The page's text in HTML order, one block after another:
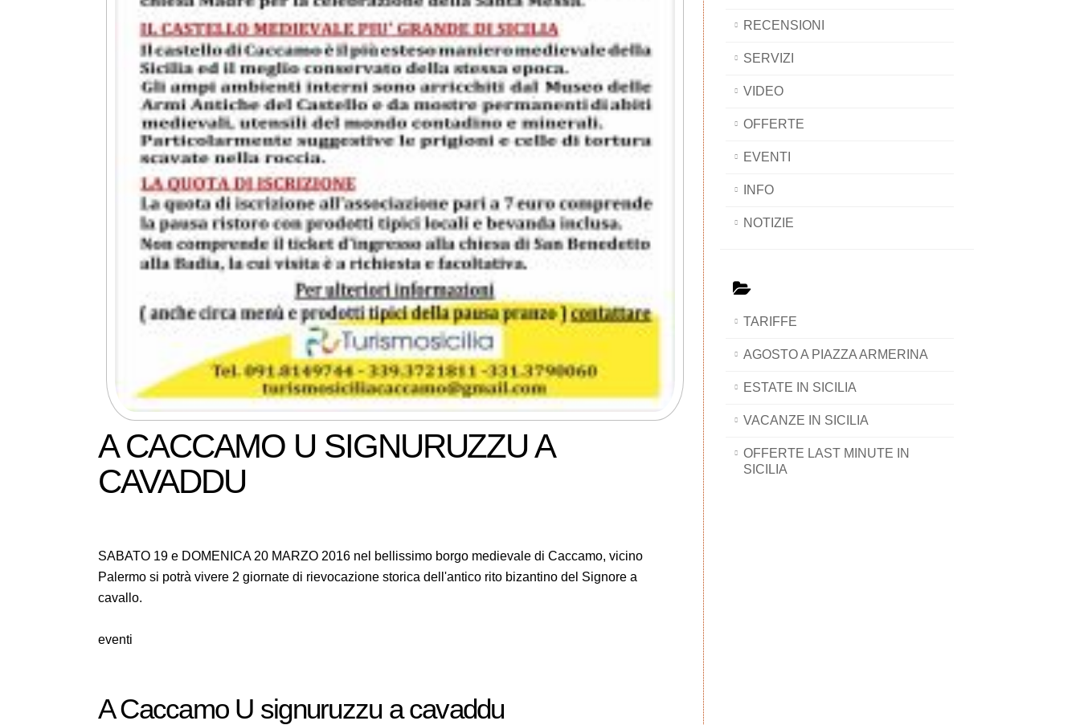
A CACCAMO U SIGNURUZZU A
CAVADDU
SABATO 19 e DOMENICA 20 MARZO 2016 nel bellissimo borgo medievale di Caccamo, vicino
Palermo si potrà vivere 2 giornate di rievocazione storica dell'antico rito bizantino del Signore a
cavallo.
eventi
A Caccamo U signuruzzu a cavaddu
RECENSIONI
SERVIZI
VIDEO
OFFERTE
EVENTI
INFO
NOTIZIE
TARIFFE
AGOSTO A PIAZZA ARMERINA
ESTATE IN SICILIA
VACANZE IN SICILIA
OFFERTE LAST MINUTE IN
SICILIA